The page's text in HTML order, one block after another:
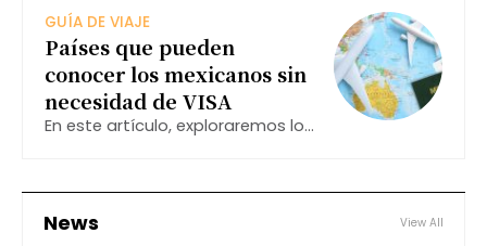
de entrada, itinerario
recomendado de 30 días por
Corea, Japón, Hong Kong y China,
además de tips reales basados
en experiencia
GUÍA DE VIAJE
Países que pueden
conocer los mexicanos sin
necesidad de VISA
En este artículo, exploraremos los
acceder sin visa, así como
algunos consejos útiles para
viajar.
News View All